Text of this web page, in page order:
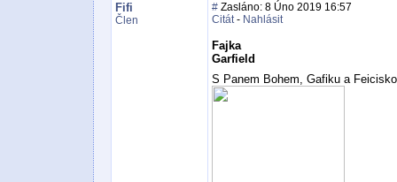
Fifi
Člen
# Zasláno: 8 Úno 2019 16:57
Citát- Nahlásit
Fajka
Garfield
S Panem Bohem, Gafiku a